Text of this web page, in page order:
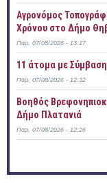
Αγρονόμος
Χρόνου στο Δήμο
Παρ, 07/08/2026 - 13:17
11 άτομα με
Παρ, 07/08/2026 - 12:32
Βοηθός
Δήμο Πλατανιά
Παρ, 07/08/2026 - 12:26